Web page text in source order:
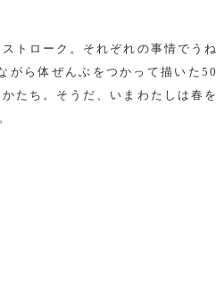
トローク。それぞれの事情でうね
がら体ぜんぶをつかって描いた50
たち。そうだ、いまわたしは春を